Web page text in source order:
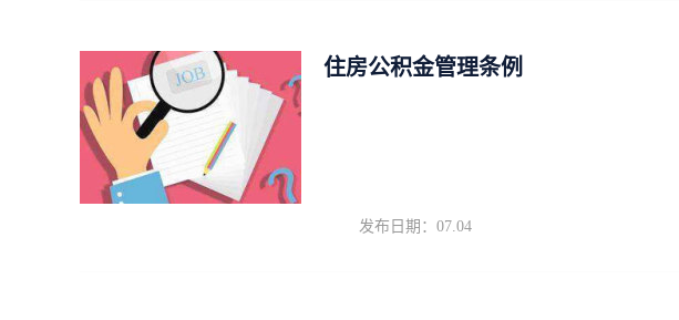
住房公积金管理条例
发布日期：07.04